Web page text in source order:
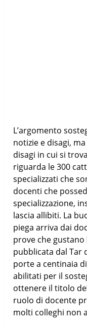
L’argomento
notizie e disagi,
disagi in cui si
riguarda le 300
specializzati che
docenti che
specializzazione,
lascia allibiti. La
piega arriva dai
prove che
pubblicata dal Tar
porte a centinaia
abilitati per il
ottenere il titolo
ruolo di docente
molti colleghi non